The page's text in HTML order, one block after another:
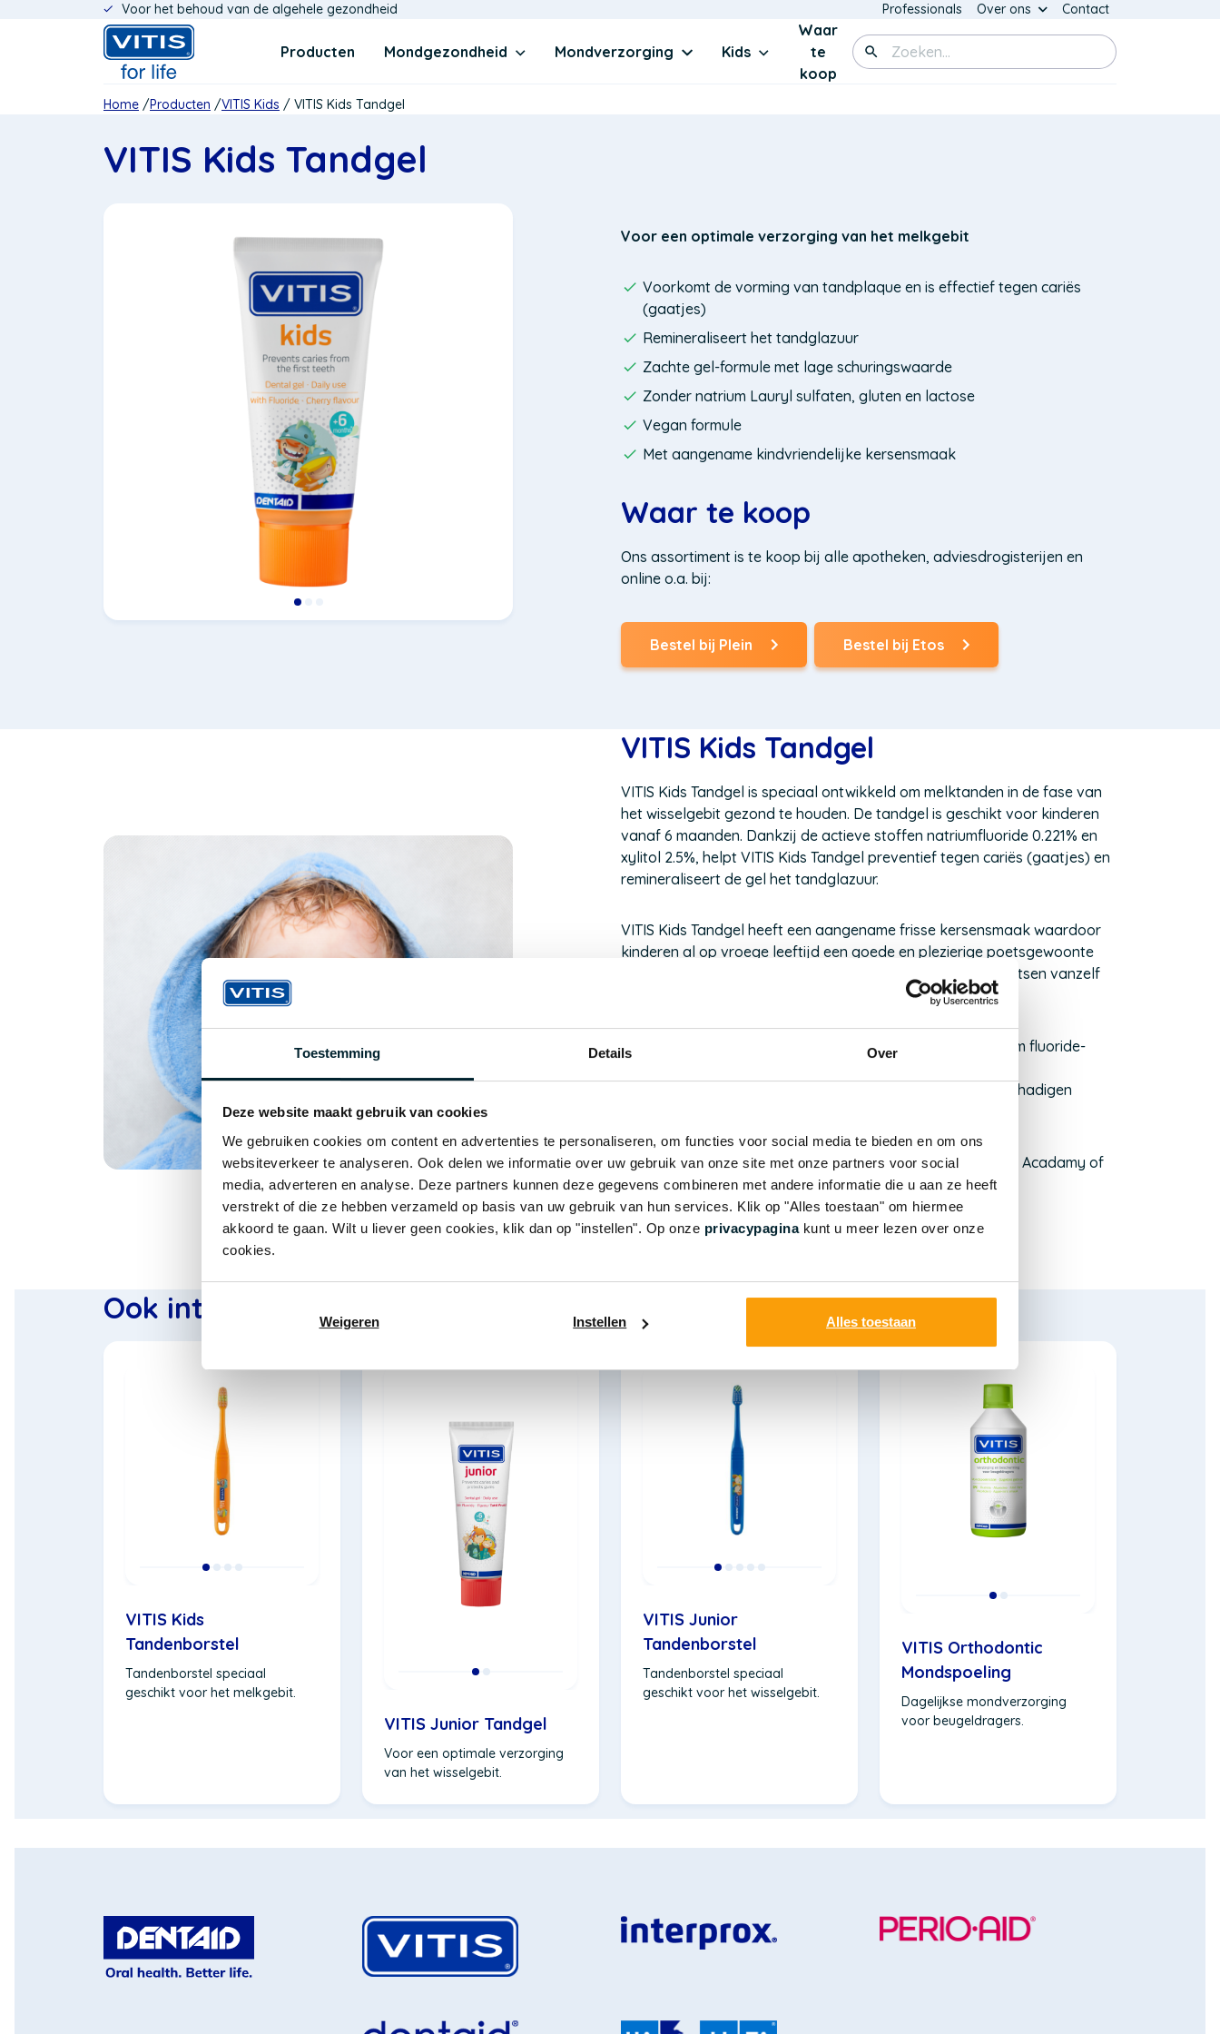
Toestemming Details Over
Deze website maakt gebruik van cookies
We gebruiken cookies om content en advertenties te personaliseren, om functies voor social media te bieden en om ons
websiteverkeer te analyseren. Ook delen we informatie over uw gebruik van onze site met onze partners voor social
media, adverteren en analyse. Deze partners kunnen deze gegevens combineren met andere informatie die u aan ze heeft
verstrekt of die ze hebben verzameld op basis van uw gebruik van hun services. Klik op "Alles toestaan" om hiermee
akkoord te gaan. Wilt u liever geen cookies, klik dan op "instellen". Op onze privacypaginakunt u meer lezen over onze
cookies.
Weigeren Instellen Alles toestaan
Producten
Mondgezondheid Mondverzorging Kids
Waar
te
koop
Zoeken
Voor het behoud van de algehele gezondheid
Domain
for
VITIS
for
Professionals (Opent
nieuw
Over ons Contact
Kruimelpad
Home Producten VITIS Kids VITIS Kids Tandgel
VITIS Kids Tandgel
Voor een optimale verzorging van het melkgebit
Voorkomt de vorming van tandplaque en is effectief tegen cariës
(gaatjes)
Remineraliseert het tandglazuur
Zachte gel-formule met lage schuringswaarde
Zonder natrium Lauryl sulfaten, gluten en lactose
Vegan formule
Met aangename kindvriendelijke kersensmaak
Waar te koop
Ons assortiment is te koop bij alle apotheken, adviesdrogisterijen en
online o.a. bij:
Bestel bij Plein
(Opent
in
Bestel bij Etos
(Opent
in
VITIS Kids Tandgel
VITIS Kids Tandgel is speciaal ontwikkeld om melktanden in de fase van
het wisselgebit gezond te houden. De tandgel is geschikt voor kinderen
vanaf 6 maanden. Dankzij de actieve stoffen natriumfluoride 0.221% en
xylitol 2.5%, helpt VITIS Kids Tandgel preventief tegen cariës (gaatjes) en
remineraliseert de gel het tandglazuur.
VITIS Kids Tandgel heeft een aangename frisse kersensmaak waardoor
kinderen al op vroege leeftijd een goede en plezierige poetsgewoonte
aan kunnen leren. Met VITIS Kids Tandgel wordt tandenpoetsen vanzelf
Voorkomt de vorming van tandplak en cariës (1.000 ppm fluoride-
Lage schuringswaarde, waardoor melktanden niet beschadigen
*Concentratie aanbevolen in de richtlijnen van de European Acadamy of
Pediatric Dentistry (EAPD)
Meer lezen over gaatjes bij kinderen
Ook interessant voor jou
VITIS Kids
Tandenborstel
Tandenborstel speciaal
geschikt voor het melkgebit.
VITIS Junior Tandgel
Voor een optimale verzorging
van het wisselgebit.
VITIS Junior
Tandenborstel
Tandenborstel speciaal
geschikt voor het wisselgebit.
VITIS Orthodontic
Mondspoeling
Dagelijkse mondverzorging
voor beugeldragers.
nieuw